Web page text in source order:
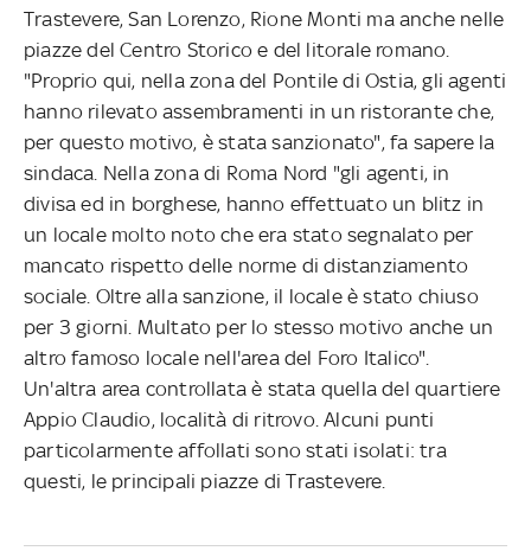
Trastevere, San Lorenzo, Rione Monti ma anche nelle
piazze del Centro Storico e del litorale romano.
"Proprio qui, nella zona del Pontile di Ostia, gli agenti
hanno rilevato assembramenti in un ristorante che,
per questo motivo, è stata sanzionato", fa sapere la
sindaca. Nella zona di Roma Nord "gli agenti, in
divisa ed in borghese, hanno effettuato un blitz in
un locale molto noto che era stato segnalato per
mancato rispetto delle norme di distanziamento
sociale. Oltre alla sanzione, il locale è stato chiuso
per 3 giorni. Multato per lo stesso motivo anche un
altro famoso locale nell'area del Foro Italico".
Un'altra area controllata è stata quella del quartiere
Appio Claudio, località di ritrovo. Alcuni punti
particolarmente affollati sono stati isolati: tra
questi, le principali piazze di Trastevere.